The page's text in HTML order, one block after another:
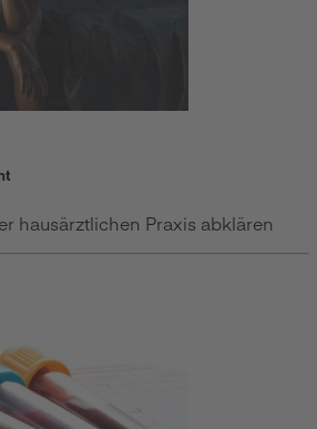
hausärztlichen Praxis abklären